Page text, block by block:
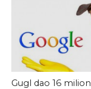
Gugl dao 16